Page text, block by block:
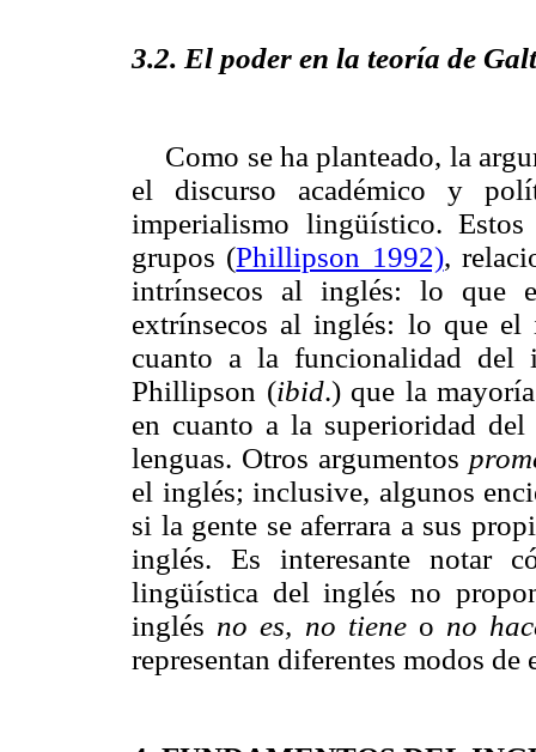
3.2. El poder en la teoría de
Como se ha planteado, la
el discurso académico y
imperialismo lingüístico.
grupos (Phillipson 1992),
intrínsecos al inglés: lo que
extrínsecos al inglés: lo que
cuanto a la funcionalidad
Phillipson (ibid.) que la
en cuanto a la superioridad
lenguas. Otros argumentos
el inglés; inclusive, algunos
si la gente se aferrara a sus
inglés. Es interesante notar
lingüística del inglés no
inglés no es, no tiene o no
representan diferentes modos